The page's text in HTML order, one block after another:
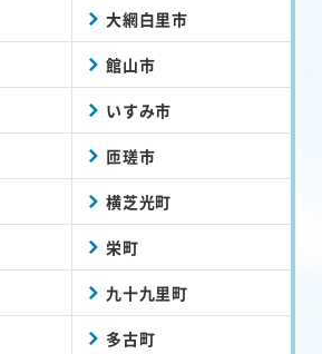
大網白里市
館山市
いすみ市
匝瑳市
横芝光町
栄町
九十九里町
多古町